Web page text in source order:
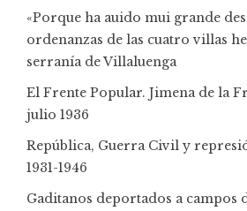
«Porque ha auido mui grande
ordenanzas de las cuatro villas
serranía de Villaluenga
El Frente Popular. Jimena de la
julio 1936
República, Guerra Civil y
1931-1946
Gaditanos deportados a campos